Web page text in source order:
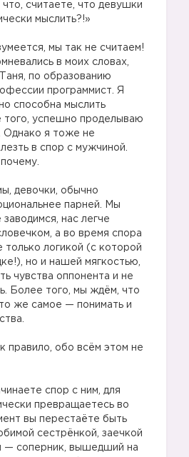
считаете, что девушки
мыслить?!»
мы так не считаем!
в моих словах,
по образованию
программист. Я
способна мыслить
того, успешно проделываю
Однако я тоже не
в спор с мужчиной.
девочки, обычно
парней. Мы
нас легче
а во время спора
только логикой (с которой
но и нашей мягкостью,
чувства оппонента и не
Более того, мы ждём, что
же самое — понимать и
правило, обо всём этом не
спор с ним, для
превращаетесь во
вы перестаёте быть
сестрёнкой, заечкой
— соперник, вышедший на